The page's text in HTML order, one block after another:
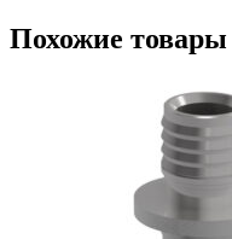
Похожие товары